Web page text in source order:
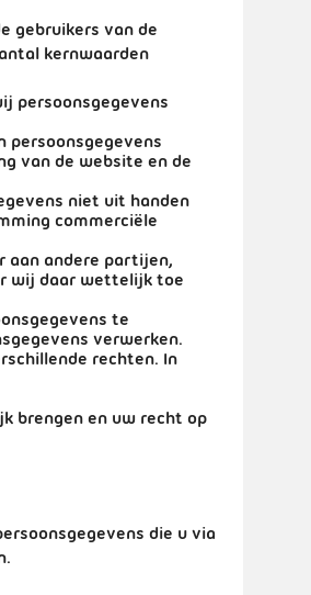
gebruikers van de
kernwaarden
persoonsgegevens
persoonsgegevens
van de website en de
niet uit handen
commerciële
aan andere partijen,
wij daar wettelijk toe
te
verwerken.
rechten. In
brengen en uw recht op
die u via